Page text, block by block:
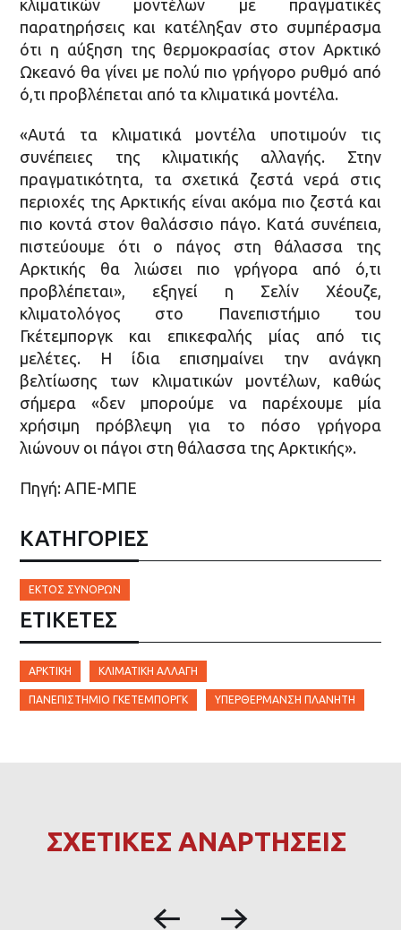
κλιματικών μοντέλων με πραγματικές
παρατηρήσεις και κατέληξαν στο συμπέρασμα
ότι η αύξηση της θερμοκρασίας στον Αρκτικό
Ωκεανό θα γίνει με πολύ πιο γρήγορο ρυθμό από
ό,τι προβλέπεται από τα κλιματικά μοντέλα.
«Αυτά τα κλιματικά μοντέλα υποτιμούν τις
συνέπειες της κλιματικής αλλαγής. Στην
πραγματικότητα, τα σχετικά ζεστά νερά στις
περιοχές της Αρκτικής είναι ακόμα πιο ζεστά και
πιο κοντά στον θαλάσσιο πάγο. Κατά συνέπεια,
πιστεύουμε ότι ο πάγος στη θάλασσα της
Αρκτικής θα λιώσει πιο γρήγορα από ό,τι
προβλέπεται», εξηγεί η Σελίν Χέουζε,
κλιματολόγος στο Πανεπιστήμιο του
Γκέτεμποργκ και επικεφαλής μίας από τις
μελέτες. Η ίδια επισημαίνει την ανάγκη
βελτίωσης των κλιματικών μοντέλων, καθώς
σήμερα «δεν μπορούμε να παρέχουμε μία
χρήσιμη πρόβλεψη για το πόσο γρήγορα
λιώνουν οι πάγοι στη θάλασσα της Αρκτικής».
Πηγή: ΑΠΕ-ΜΠΕ
ΚΑΤΗΓΟΡΙΕΣ
ΕΚΤΌΣ ΣΥΝΌΡΩΝ
ΕΤΙΚΈΤΕΣ
ΑΡΚΤΙΚΉ ΚΛΙΜΑΤΙΚΉ ΑΛΛΑΓΉ
ΠΑΝΕΠΙΣΤΉΜΙΟ ΓΚΈΤΕΜΠΟΡΓΚ ΥΠΕΡΘΈΡΜΑΝΣΗ ΠΛΑΝΉΤΗ
ΣΧΕΤΙΚΕΣ ΑΝΑΡΤΗΣΕΙΣ